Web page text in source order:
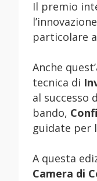
Il premio
particolare
Anche
tecnica di
al successo
bando,
guidate per
A questa
Camera di